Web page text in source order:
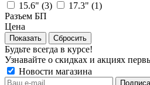
15.6" (3) 17.3" (1)
Разъем БП
Цена
Сбросить
Будьте всегда в курсе!
Узнавайте о скидках и акциях
Новости магазина